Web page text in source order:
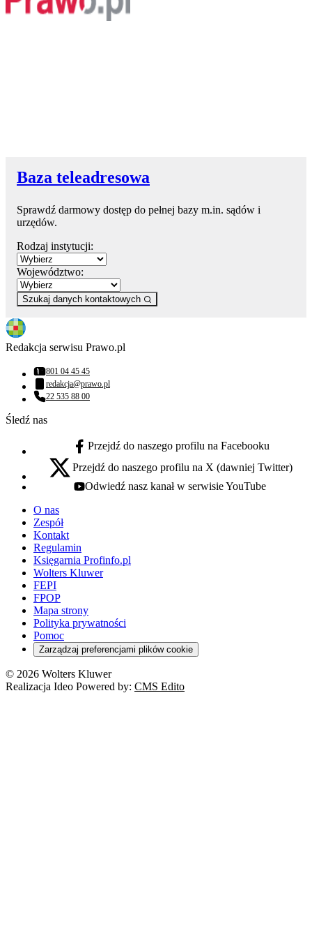
Baza teleadresowa
Sprawdź darmowy dostęp do pełnej bazy m.in. sądów i
urzędów.
Rodzaj instytucji:
Województwo:
Szukaj danych kontaktowych
Redakcja serwisu Prawo.pl
Numer telefonu:
801 04 45 45
Adres email:
redakcja@prawo.pl
Numer telefonu:
22 535 88 00
Śledź nas
facebook - otwiera się w nowej karcie
Przejdź do naszego profilu na Facebooku
x - otwiera się w nowej karcie
Przejdź do naszego profilu na X (dawniej Twitter)
youtube - otwiera się w nowej karcie
Odwiedź nasz kanał w serwisie YouTube
O nas
Zespół
Kontakt
Regulamin
Księgarnia Profinfo.pl
Wolters Kluwer
FEPI
FPOP
Mapa strony
Polityka prywatności
Pomoc
Zarządzaj preferencjami plików cookie
© 2026 Wolters Kluwer
Realizacja Ideo Powered by: CMS Edito